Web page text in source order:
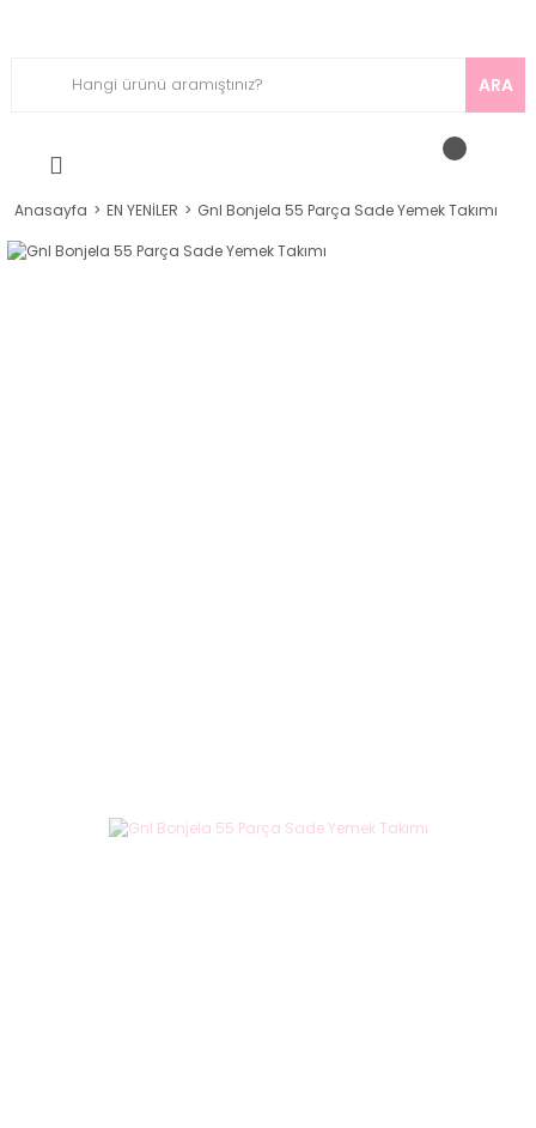
ARA
Anasayfa EN YENİLER Gnl Bonjela 55 Parça Sade Yemek Takımı